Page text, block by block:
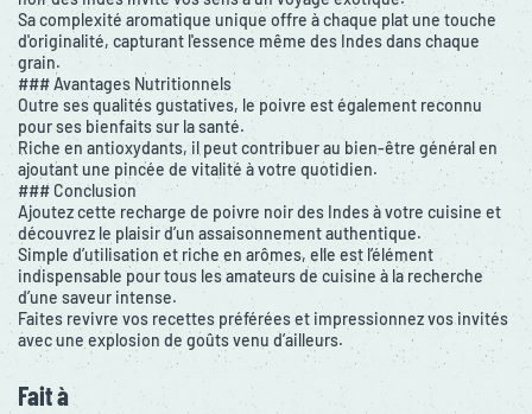
Sa complexité aromatique unique offre à chaque plat une touche
d'originalité, capturant l'essence même des Indes dans chaque
grain.
### Avantages Nutritionnels
Outre ses qualités gustatives, le poivre est également reconnu
pour ses bienfaits sur la santé.
Riche en antioxydants, il peut contribuer au bien-être général en
ajoutant une pincée de vitalité à votre quotidien.
### Conclusion
Ajoutez cette recharge de poivre noir des Indes à votre cuisine et
découvrez le plaisir d’un assaisonnement authentique.
Simple d’utilisation et riche en arômes, elle est l’élément
indispensable pour tous les amateurs de cuisine à la recherche
d’une saveur intense.
Faites revivre vos recettes préférées et impressionnez vos invités
avec une explosion de goûts venu d’ailleurs.
Fait à